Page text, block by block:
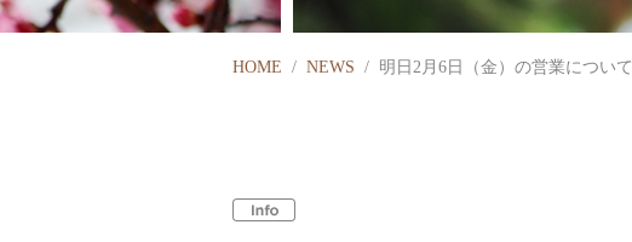
HOME / NEWS / 明日2月6日（金）の営業について